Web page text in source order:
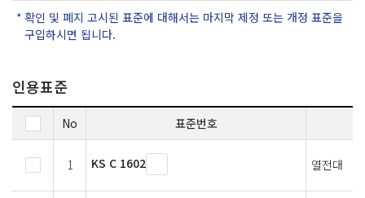
확인 및 폐지 고시된 표준에 대해서는 마지막 제정 또는 개정 표준을
구입하시면 됩니다.
인용표준
No 표준번호
1 KS C 1602 열전대